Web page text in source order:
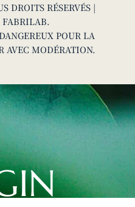
DROITS RÉSERVÉS |
FABRILAB.
POUR LA
AVEC MODÉRATION.